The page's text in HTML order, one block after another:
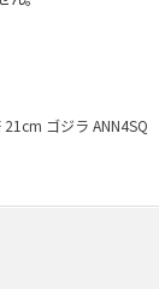
21cm ゴジラ ANN4SQ